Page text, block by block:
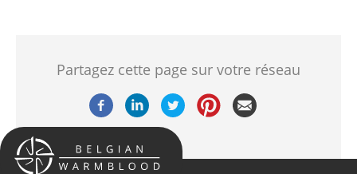
Partagez cette page sur votre réseau